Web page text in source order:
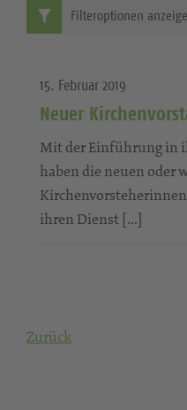
15. Februar 2019
Neuer
Mit der Einführung in
haben die neuen oder
ihren Dienst […]
Filteroptionen
Zurück